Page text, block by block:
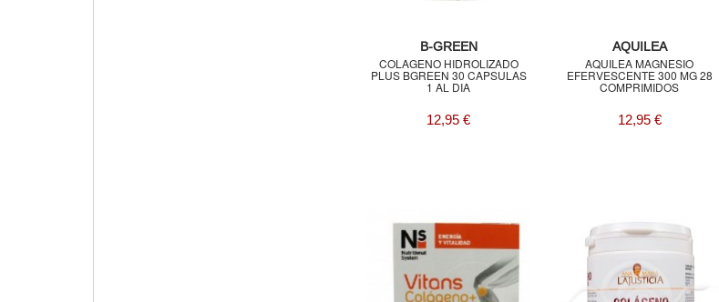
B-GREEN
COLAGENO HIDROLIZADO
PLUS BGREEN 30 CAPSULAS
1 AL DIA
12,95 €
AQUILEA
AQUILEA MAGNESIO
EFERVESCENTE 300 MG 28
COMPRIMIDOS
12,95 €